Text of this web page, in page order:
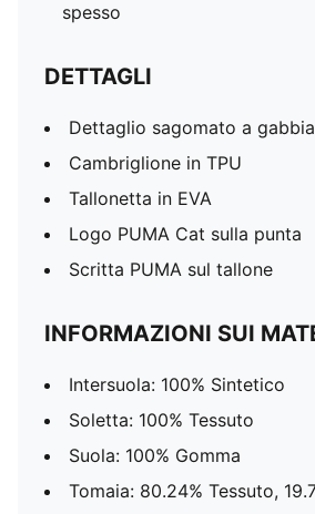
spesso
DETTAGLI
Dettaglio sagomato a gabbia
Cambriglione in TPU
Tallonetta in EVA
Logo PUMA Cat sulla punta
Scritta PUMA sul tallone
INFORMAZIONI SUI
Intersuola: 100% Sintetico
Soletta: 100% Tessuto
Suola: 100% Gomma
Tomaia: 80.24% Tessuto,